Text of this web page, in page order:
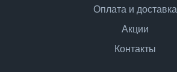
Оплата и доставка
Акции
Контакты